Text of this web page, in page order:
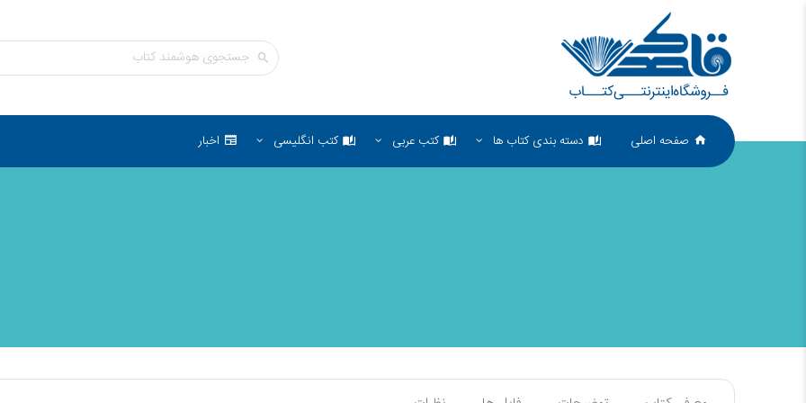
صفحه اصلی دسته بندی کتاب ها کتب عربی کتب انگلیسی اخبار